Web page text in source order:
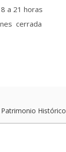
a 21 horas
cerrada
Histórico